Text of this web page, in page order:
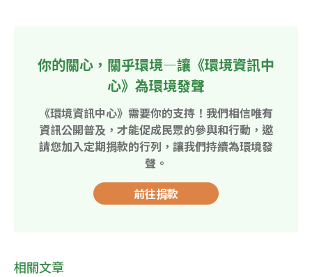
你的關心，關乎環境—讓《環境資訊中
心》為環境發聲
《環境資訊中心》需要你的支持！我們相信唯有
資訊公開普及，才能促成民眾的參與和行動，邀
請您加入定期捐款的行列，讓我們持續為環境發
聲。
前往捐款
相關文章